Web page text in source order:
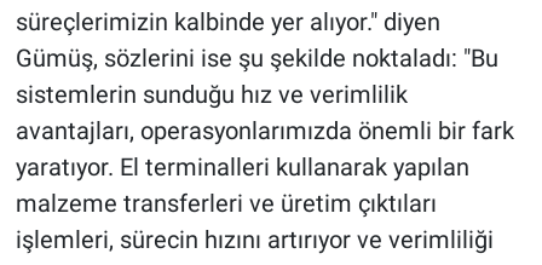
süreçlerimizin kalbinde yer alıyor." diyen
Gümüş, sözlerini ise şu şekilde noktaladı: "Bu
sistemlerin sunduğu hız ve verimlilik
avantajları, operasyonlarımızda önemli bir fark
yaratıyor. El terminalleri kullanarak yapılan
malzeme transferleri ve üretim çıktıları
işlemleri, sürecin hızını artırıyor ve verimliliği